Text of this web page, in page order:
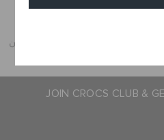
، و قسطه على دفعات ، دائما بدون
JOIN CROCS CLUB &